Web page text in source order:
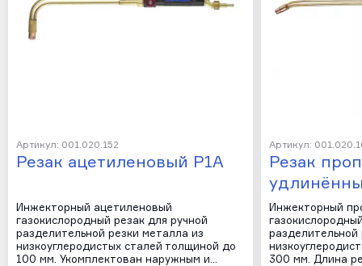
Артикул: 001.020.152
Резак ацетиленовый Р1А
Инжекторный ацетиленовый
газокислородный резак для ручной
разделительной резки металла из
низкоуглеродистых сталей толщиной до
100 мм. Укомплектован наружным и…
Артикул:
Резак
Инжекторный
разделительной
300 мм. Длина